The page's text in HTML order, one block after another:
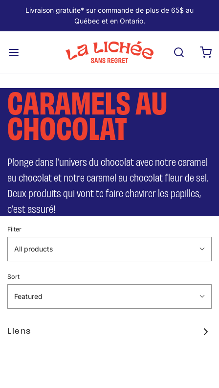
Livraison gratuite* sur commande de plus de 65$ au
Québec et en Ontario.
CARAMELS AU
CHOCOLAT
Plonge dans l’univers du chocolat avec notre caramel
au chocolat et notre caramel au chocolat fleur de sel.
Deux produits qui vont te faire chavirer les papilles,
c’est assuré!
Filter
All products
Sort
Featured
Liens